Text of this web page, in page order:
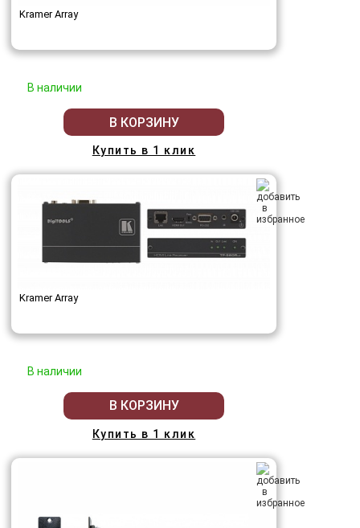
Kramer Array
В наличии
В КОРЗИНУ
Купить в 1 клик
Kramer Array
В наличии
В КОРЗИНУ
Купить в 1 клик